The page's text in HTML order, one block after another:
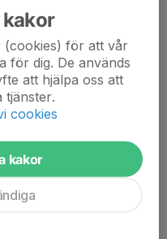
tillfällen nu under
15 mars. En stark
att gå på dessa, då
härlig träning och
känna massor med
via länken.
den länken
(cookies) för att vår
för dig. De används
att hjälpa oss att
tjänster.
cookies
kakor